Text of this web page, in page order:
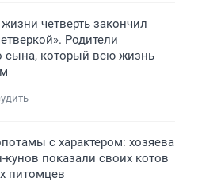
четверть закончил
Родители
сына, который всю жизнь
с характером: хозяева
показали своих котов
питомцев